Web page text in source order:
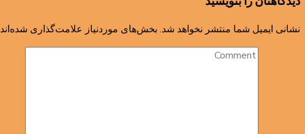
نشانی ایمیل شما منتشر نخواهد شد. بخش‌های موردنیاز علامت‌گذاری شده‌اند